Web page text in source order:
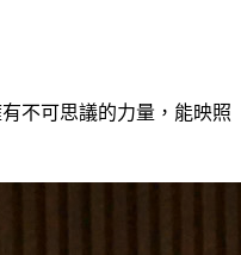
不可思議的力量，能映照